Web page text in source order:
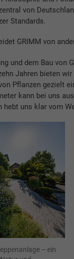
von
Standards.
GRIMM von
und dem Bau von
Jahren bieten
Pflanzen gezielt
kann bei uns
uns klar vom
– ein